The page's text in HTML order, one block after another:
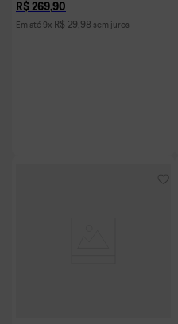
R$ 269,90
Em até 9x R$ 29,98 sem juros